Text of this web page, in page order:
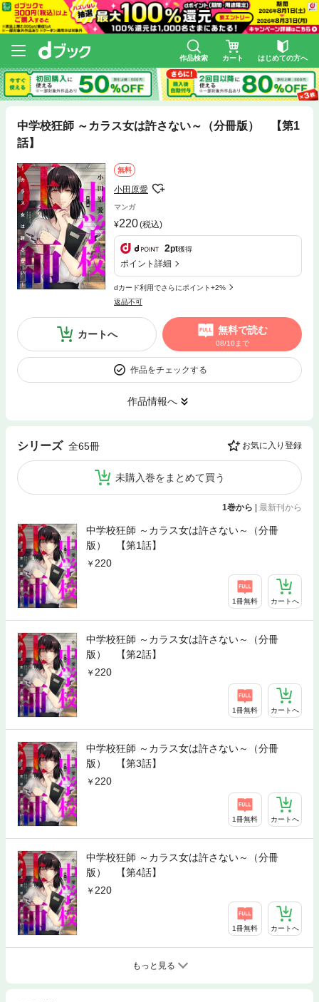
作品検索 カート はじめての方へ
中学校狂師 ～カラス女は許さない～（分冊版） 【第1
話】
無料
小田原愛
マンガ
220(税込)
2pt獲得
ポイント詳細
dカード利用でさらにポイント+2%
返品不可
カートへ 無料で読む
08/10まで
作品をチェックする
作品情報へ
シリーズ 全65冊 お気に入り登録
未購入巻をまとめて買う
1巻から 最新刊から
中学校狂師 ～カラス女は許さない～（分冊
版） 【第1話】
220
1冊無料 カートへ
中学校狂師 ～カラス女は許さない～（分冊
版） 【第2話】
220
1冊無料 カートへ
中学校狂師 ～カラス女は許さない～（分冊
版） 【第3話】
220
1冊無料 カートへ
中学校狂師 ～カラス女は許さない～（分冊
版） 【第4話】
220
1冊無料 カートへ
もっと見る